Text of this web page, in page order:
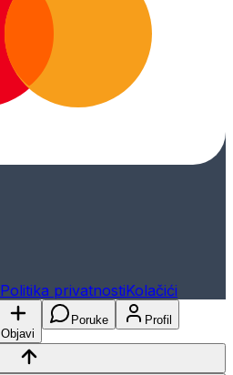
Politika privatnostiKolačići
Objavi
Poruke Profil